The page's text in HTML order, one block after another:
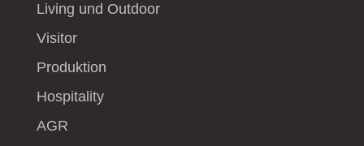
Living und Outdoor
Visitor
Produktion
Hospitality
AGR